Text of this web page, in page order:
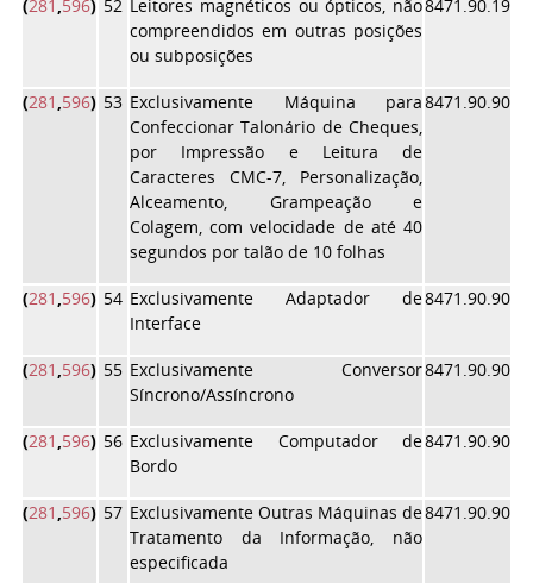
(281 ,596) 52 Leitores magnéticos ou ópticos, não
compreendidos em outras posições
ou subposições
8471.90.19
(281 ,596) 53 Exclusivamente Máquina para
Confeccionar Talonário de Cheques,
por Impressão e Leitura de
Caracteres CMC-7, Personalização,
Alceamento, Grampeação e
Colagem, com velocidade de até 40
segundos por talão de 10 folhas
8471.90.90
(281 ,596) 54 Exclusivamente Adaptador de
Interface
8471.90.90
(281 ,596) 55 Exclusivamente Conversor
Síncrono/Assíncrono
8471.90.90
(281 ,596) 56 Exclusivamente Computador de
Bordo
8471.90.90
(281 ,596) 57 Exclusivamente Outras Máquinas de
Tratamento da Informação, não
especificada
8471.90.90